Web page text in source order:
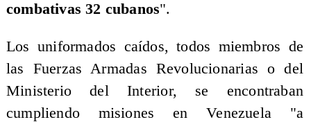
combativas 32 cubanos".
Los uniformados caídos, todos miembros de
las Fuerzas Armadas Revolucionarias o del
Ministerio del Interior, se encontraban
cumpliendo misiones en Venezuela "a